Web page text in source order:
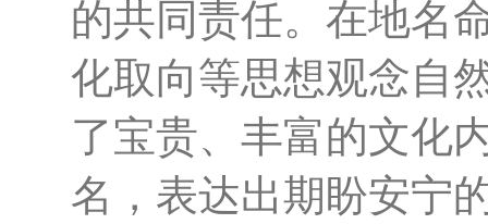
的共同责任。在地名
化取向等思想观念自
了宝贵、丰富的文化
名，表达出期盼安宁